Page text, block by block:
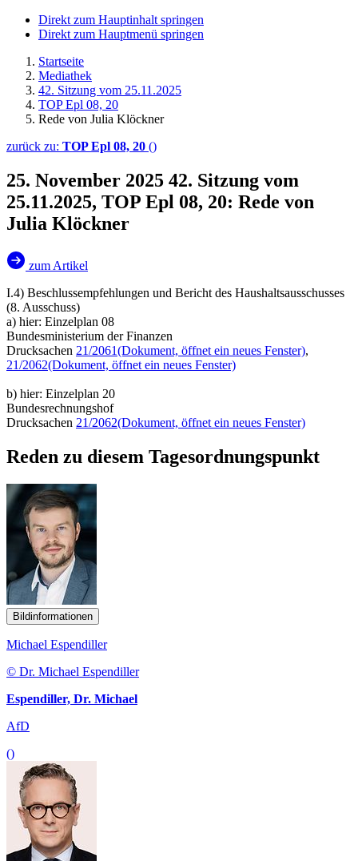
Direkt zum Hauptinhalt springen
Direkt zum Hauptmenü springen
Startseite
Mediathek
42. Sitzung vom 25.11.2025
TOP Epl 08, 20
Rede von Julia Klöckner
zurück zu: TOP Epl 08, 20 ()
25. November 2025 42. Sitzung vom
25.11.2025, TOP Epl 08, 20: Rede von
Julia Klöckner
zum Artikel
I.4) Beschlussempfehlungen und Bericht des Haushaltsausschusses
(8. Ausschuss)
a) hier: Einzelplan 08
Bundesministerium der Finanzen
Drucksachen 21/2061(Dokument, öffnet ein neues Fenster),
21/2062(Dokument, öffnet ein neues Fenster)
b) hier: Einzelplan 20
Bundesrechnungshof
Drucksachen 21/2062(Dokument, öffnet ein neues Fenster)
Reden zu diesem Tagesordnungspunkt
Bildinformationen
Michael Espendiller
© Dr. Michael Espendiller
Espendiller, Dr. Michael
AfD
()